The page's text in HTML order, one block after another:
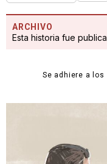
ARCHIVO
Esta historia fue
Se adhiere a